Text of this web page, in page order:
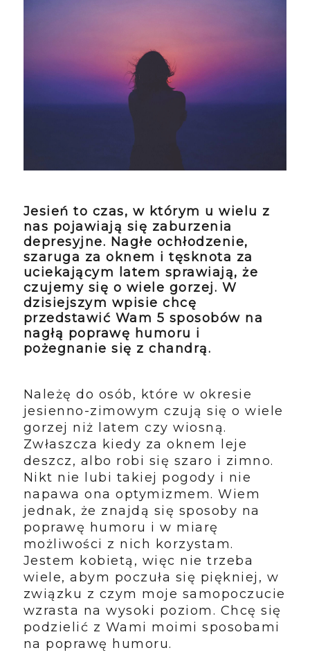
Jesień to czas, w którym u wielu z
nas pojawiają się zaburzenia
depresyjne. Nagłe ochłodzenie,
szaruga za oknem i tęsknota za
uciekającym latem sprawiają, że
czujemy się o wiele gorzej. W
dzisiejszym wpisie chcę
przedstawić Wam 5 sposobów na
nagłą poprawę humoru i
pożegnanie się z chandrą.
Należę do osób, które w okresie
jesienno-zimowym czują się o wiele
gorzej niż latem czy wiosną.
Zwłaszcza kiedy za oknem leje
deszcz, albo robi się szaro i zimno.
Nikt nie lubi takiej pogody i nie
napawa ona optymizmem. Wiem
jednak, że znajdą się sposoby na
poprawę humoru i w miarę
możliwości z nich korzystam.
Jestem kobietą, więc nie trzeba
wiele, abym poczuła się piękniej, w
związku z czym moje samopoczucie
wzrasta na wysoki poziom. Chcę się
podzielić z Wami moimi sposobami
na poprawę humoru.